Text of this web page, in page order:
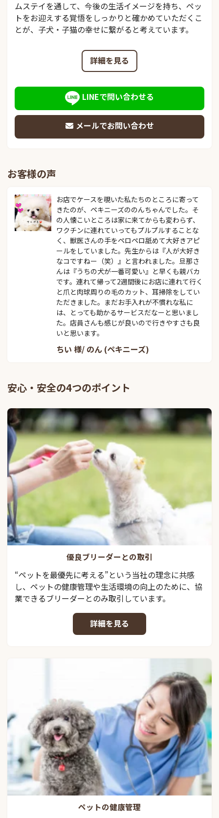
ムステイを通して、今後の生活イメージを持ち、ペッ
トをお迎えする覚悟をしっかりと確かめていただくこ
とが、子犬・子猫の幸せに繋がると考えています。
詳細を見る
LINEで問い合わせる
メールでお問い合わせ
お客様の声
お店でケースを覗いた私たちのところに寄って
きたのが、ペキニーズののんちゃんでした。そ
の人懐こいところは家に来てからも変わらず、
ワクチンに連れていってもプルプルすることな
く、獣医さんの手をペロペロ舐めて大好きアピ
ールをしていました。先生からは『人が大好き
なコですねー（笑）』と言われました。旦那さ
んは『うちの犬が一番可愛い』と早くも親バカ
です。連れて帰って2週間後にお店に連れて行く
と爪と肉球周りの毛のカット、耳掃除をしてい
ただきました。まだお手入れが不慣れな私に
は、とっても助かるサービスだなーと思いまし
た。店員さんも感じが良いので行きやすさも良
いと思います。
ちい 様/ のん (ペキニーズ)
安心・安全の4つのポイント
優良ブリーダーとの取引
“ペットを最優先に考える”という当社の理念に共感
し、ペットの健康管理や生活環境の向上のために、協
業できるブリーダーとのみ取引しています。
詳細を見る
ペットの健康管理